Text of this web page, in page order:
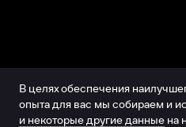
В целях обеспечения
опыта для вас мы собираем и
и некоторые другие данные на